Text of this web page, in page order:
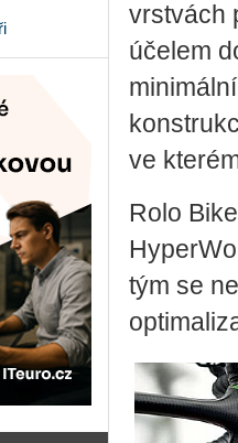
vrstvách
účelem
ve
Rolo
tým se